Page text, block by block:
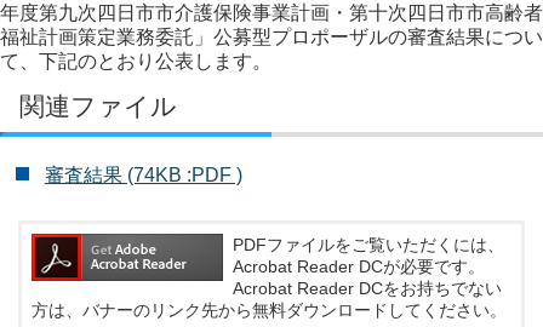
年度第九次四日市市介護保険事業計画・第十次四日市市高齢者
福祉計画策定業務委託」公募型プロポーザルの審査結果につい
て、下記のとおり公表します。
関連ファイル
審査結果 (74KB :PDF )
PDFファイルをご覧いただくには、
Acrobat Reader DCが必要です。
Acrobat Reader DCをお持ちでない
方は、バナーのリンク先から無料ダウンロードしてください。